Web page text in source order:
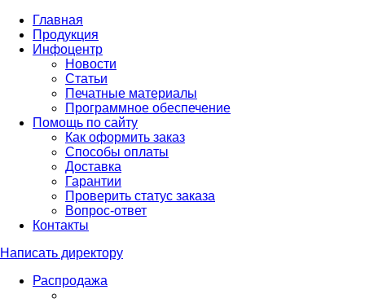
Главная
Продукция
Инфоцентр
Новости
Статьи
Печатные материалы
Программное обеспечение
Помощь по сайту
Как оформить заказ
Способы оплаты
Доставка
Гарантии
Проверить статус заказа
Вопрос-ответ
Контакты
Написать директору
Распродажа